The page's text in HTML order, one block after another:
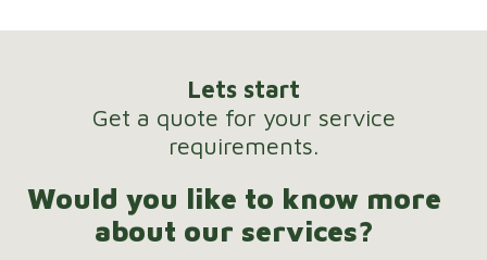
Lets start
Get a quote for your service
requirements.
Would you like to know more
about our services?